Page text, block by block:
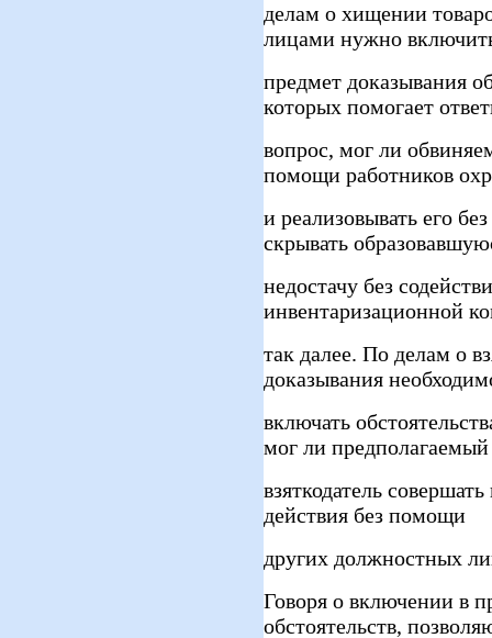
делам о хищении
лицами нужно
предмет доказывания
которых помогает
вопрос, мог ли
помощи работников
и реализовывать его
скрывать
недостачу без
инвентаризационной
так далее. По делам о
доказывания
включать
мог ли предполагаемый
взяткодатель
действия без помощи
других должностных
Говоря о включении в
обстоятельств,